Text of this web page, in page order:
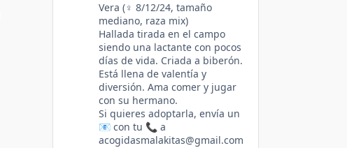
Vera (♀️ 8/12/24, tamaño
mediano, raza mix)
Hallada tirada en el campo
siendo una lactante con pocos
días de vida. Criada a biberón.
Está llena de valentía y
diversión. Ama comer y jugar
con su hermano.
Si quieres adoptarla, envía un
📧 con tu 📞 a
acogidasmalakitas@gmail.com